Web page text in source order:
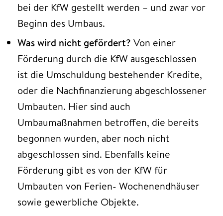
bei der KfW gestellt werden – und zwar vor
Beginn des Umbaus.
Was wird nicht gefördert? Von einer
Förderung durch die KfW ausgeschlossen
ist die Umschuldung bestehender Kredite,
oder die Nachfinanzierung abgeschlossener
Umbauten. Hier sind auch
Umbaumaßnahmen betroffen, die bereits
begonnen wurden, aber noch nicht
abgeschlossen sind. Ebenfalls keine
Förderung gibt es von der KfW für
Umbauten von Ferien- Wochenendhäuser
sowie gewerbliche Objekte.